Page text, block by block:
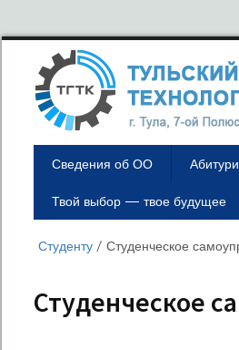
Сведения об ОО
Твой выбор — твое будущее
Студенту / Студенческое
Студенческое